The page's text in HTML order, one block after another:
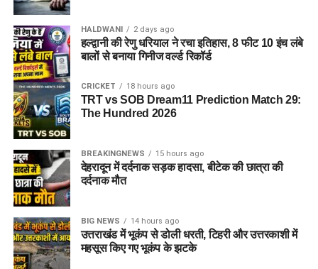
HALDWANI 2 days ago
हल्द्वानी की रेणु धरियाल ने रचा इतिहास, 8 फीट 10 इंच लंबे
बालों से बनाया गिनीज वर्ल्ड रिकॉर्ड
CRICKET 18 hours ago
TRT vs SOB Dream11 Prediction Match 29:
The Hundred 2026
BREAKINGNEWS 15 hours ago
देहरादून में दर्दनाक सड़क हादसा, बीटेक की छात्रा की
दर्दनाक मौत
BIG NEWS 14 hours ago
उत्तराखंड में भूकंप से डोली धरती, टिहरी और उत्तरकाशी में
महसूस किए गए भूकंप के झटके